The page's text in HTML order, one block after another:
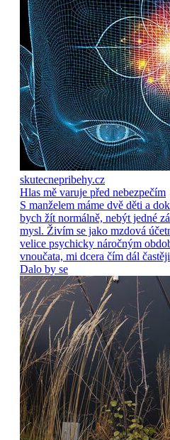
skutecnepribehy.cz
Hlas mě varuje před nebezpečím
S manželem máme dvě děti a
bych žít normálně, nebýt jedné
mysl. Živím se jako mzdová
velice psychicky náročným
vnoučata, mi dcera čím dál
Dalo by se